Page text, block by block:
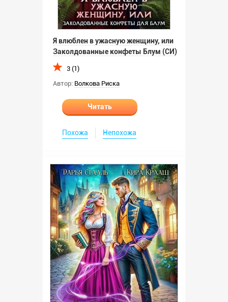
Я влюблен в ужасную женщину, или
Заколдованные конфеты Блум (СИ)
3 (1)
Автор: Волкова Риска
Читать
Похожа Непохожа